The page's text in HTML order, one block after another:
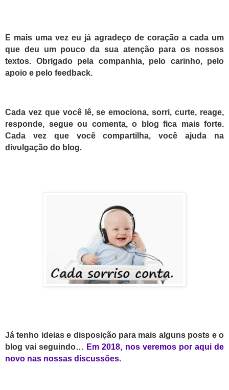
E mais uma vez eu já agradeço de coração a cada um
que deu um pouco da sua atenção para os nossos
textos. Obrigado pela companhia, pelo carinho, pelo
apoio e pelo feedback.
Cada vez que você lê, se emociona, sorri, curte, reage,
responde, segue ou comenta, o blog fica mais forte.
Cada vez que você compartilha, você ajuda na
divulgação do blog.
Já tenho ideias e disposição para mais alguns posts e o
blog vai seguindo… Em 2018, nos veremos por aqui de
novo nas nossas discussões.